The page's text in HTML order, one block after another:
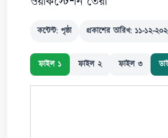
কন্টেন্ট: পৃষ্ঠা প্রকাশের তারিখ: ১১-১২-
ফাইল ১ ফাইল ২ ফাইল ৩